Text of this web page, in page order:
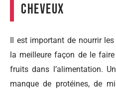
cheveux
Il est important de nourrir les
la meilleure façon de le
fruits dans l’alimentation.
manque de protéines, de